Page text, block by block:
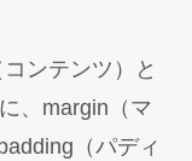
ンテンツ）と
、margin（マ
（パディ